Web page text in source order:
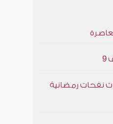
9
نفحات رمضانية